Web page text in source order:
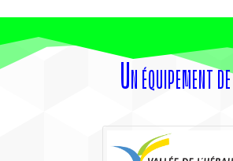
Un équipement de